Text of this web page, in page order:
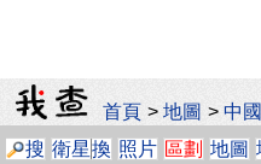
首頁 >地圖 >中國
搜 衛星換 照片 區劃 地圖